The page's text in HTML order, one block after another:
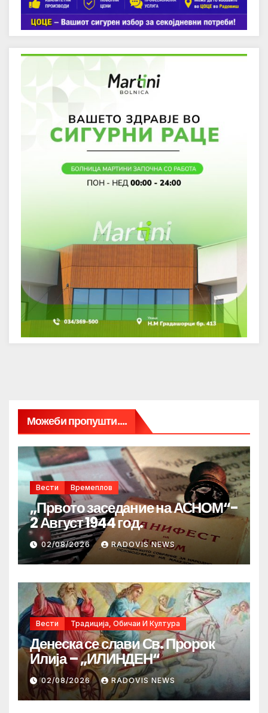
Можеби пропушти....
Вести Времеплов
„Првото заседание на АСНОМ“-
2 Август 1944 год.
02/08/2026 RADOVIS NEWS
Вести Традиција, Обичаи И Култура
Денеска се слави Св. Пророк
Илија – „ИЛИНДЕН“
02/08/2026 RADOVIS NEWS